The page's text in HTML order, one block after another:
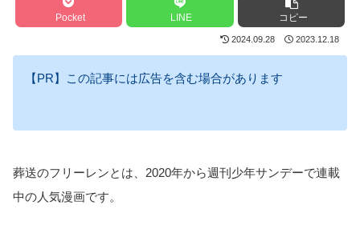
Pocket LINE コピー
2024.09.28 2023.12.18
【PR】この記事には広告を含む場合があります
葬送のフリーレンとは、2020年から週刊少年サンデーで連載
中の人気漫画です。